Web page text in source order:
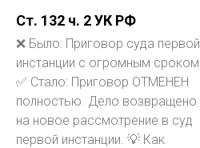
Ст. 132 ч. 2 УК РФ
❌ Было: Приговор суда первой
инстанции с огромным сроком.
✅ Стало: Приговор ОТМЕНЕН
полностью. Дело возвращено
на новое рассмотрение в суд
первой инстанции. 💡 Как